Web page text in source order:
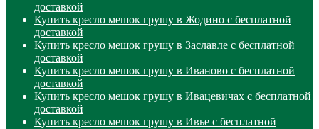
доставкой
Купить кресло мешок грушу в Жодино с бесплатной
доставкой
Купить кресло мешок грушу в Заславле с бесплатной
доставкой
Купить кресло мешок грушу в Иваново с бесплатной
доставкой
Купить кресло мешок грушу в Ивацевичах с бесплатной
доставкой
Купить кресло мешок грушу в Ивье с бесплатной